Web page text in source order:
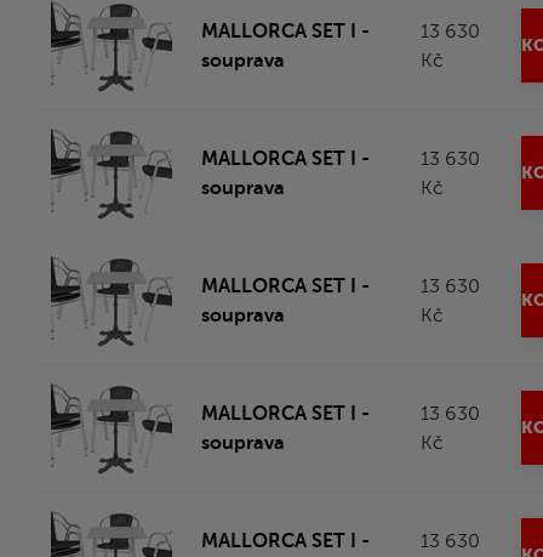
MALLORCA SET I -
souprava
13 630
Kč
MALLORCA SET I -
souprava
13 630
Kč
MALLORCA SET I -
souprava
13 630
Kč
MALLORCA SET I -
souprava
13 630
Kč
MALLORCA SET I -
13 630